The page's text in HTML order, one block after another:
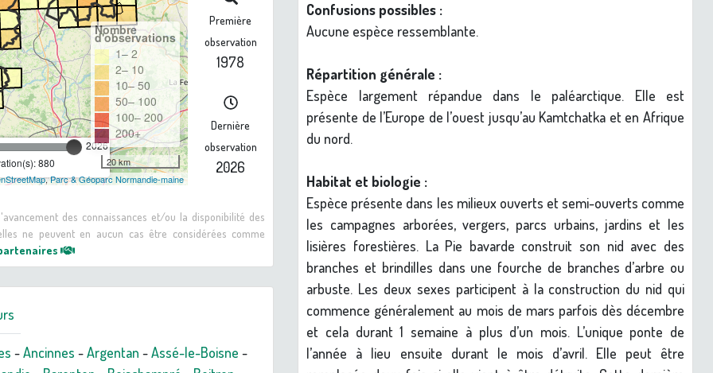
2026
880
Nombre
d'observations
1– 2
2– 10
10– 50
50– 100
100– 200
200+
20 km
,Parc & Géoparc Normandie-maine
Première
observation
1978
Dernière
observation
2026
des connaissances et/ou la disponibilité des
ne peuvent en aucun cas être considérées comme
-Ancinnes -Argentan -Assé-le-Boisne -
Confusions possibles :
Aucune espèce ressemblante.
Répartition générale :
Espèce largement répandue dans le paléarctique. Elle est
présente de l’Europe de l’ouest jusqu’au Kamtchatka et en Afrique
du nord.
Habitat et biologie :
Espèce présente dans les milieux ouverts et semi-ouverts comme
les campagnes arborées, vergers, parcs urbains, jardins et les
lisières forestières. La Pie bavarde construit son nid avec des
branches et brindilles dans une fourche de branches d’arbre ou
arbuste. Les deux sexes participent à la construction du nid qui
commence généralement au mois de mars parfois dès décembre
et cela durant 1 semaine à plus d’un mois. L’unique ponte de
l’année à lieu ensuite durant le mois d’avril. Elle peut être